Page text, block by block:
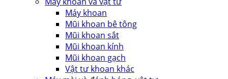
Máy khoan
Mũi khoan bê tông
Mũi khoan sắt
Mũi khoan kính
Mũi khoan gạch
Vật tư khoan khác